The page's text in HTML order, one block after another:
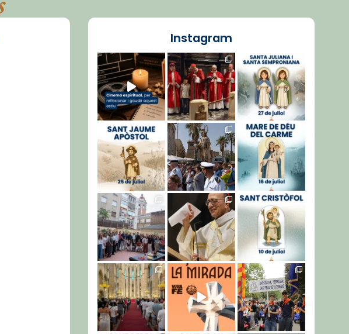
Instagram